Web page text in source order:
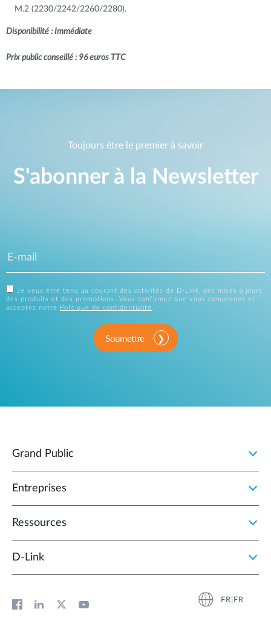
M.2 (2230/2242/2260/2280).
Disponibilité : Immédiate
Prix public conseillé : 96 euros TTC
Toujours être le premier à savoir
S'abonner à la Newsletter
Je veux être tenu au courant des activités de D-Link, des mises à jours
des produits et des promotions. Vous confirmez que vous comprenez et
acceptez notre
Politique de confidentialité.
Soumettre
Grand Public
Entreprises
Ressources
D‑Link
FR|FR